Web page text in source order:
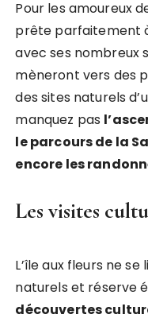
Pour les amoureux
prête parfaitement
avec ses nombreux
mèneront vers des
des sites naturels
manquez pas
le parcours de la
encore les
Les visites
L’île aux fleurs ne
naturels et réserve
découvertes